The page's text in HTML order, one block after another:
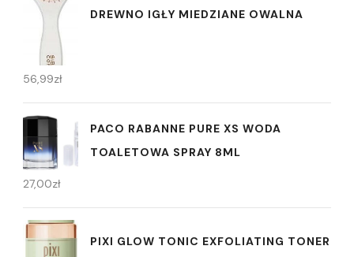
DREWNO IGŁY MIEDZIANE OWALNA
56,99zł
PACO RABANNE PURE XS WODA
TOALETOWA SPRAY 8ML
27,00zł
PIXI GLOW TONIC EXFOLIATING TONER